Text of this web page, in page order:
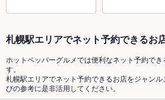
札幌駅エリアでネット予約できるお
ホットペッパーグルメでは便利なネット予約で
す。
札幌駅エリアでネット予約できるお店をジャン
びの参考に是非活用してください。